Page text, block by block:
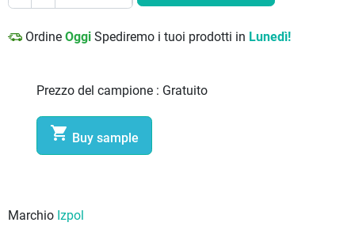
Ordine Oggi Spediremo i tuoi prodotti in Lunedì!
Prezzo del campione : Gratuito
 Buy sample
Marchio Izpol